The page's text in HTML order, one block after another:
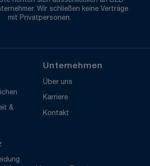
Wir schließen keine Verträge
mit Privatpersonen.
&
Unternehmen
Über uns
Karriere
Kontakt